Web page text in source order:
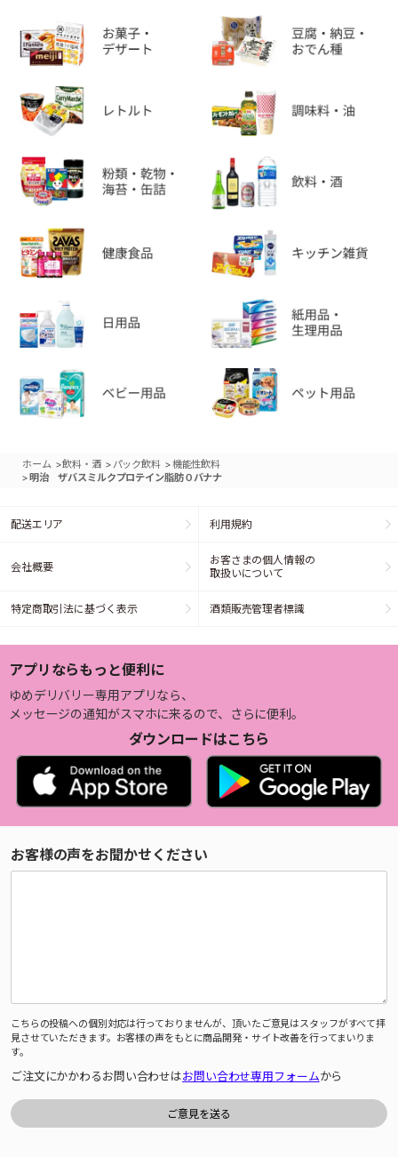
ホーム >飲料・酒 > パック飲料 >機能性飲料
> 明治 ザバスミルクプロテイン脂肪０バナナ
配送エリア 利用規約
会社概要
お客さまの個人情報の
取扱いについて
特定商取引法に基づく表示 酒類販売管理者標識
アプリならもっと便利に
ゆめデリバリー専用アプリなら、
メッセージの通知がスマホに来るので、さらに便利。
ダウンロードはこちら
お客様の声をお聞かせください
こちらの投稿への個別対応は行っておりませんが、頂いたご意見はスタッフがすべて拝
見させていただきます。お客様の声をもとに商品開発・サイト改善を行ってまいりま
す。
ご注文にかかわるお問い合わせはお問い合わせ専用フォームから